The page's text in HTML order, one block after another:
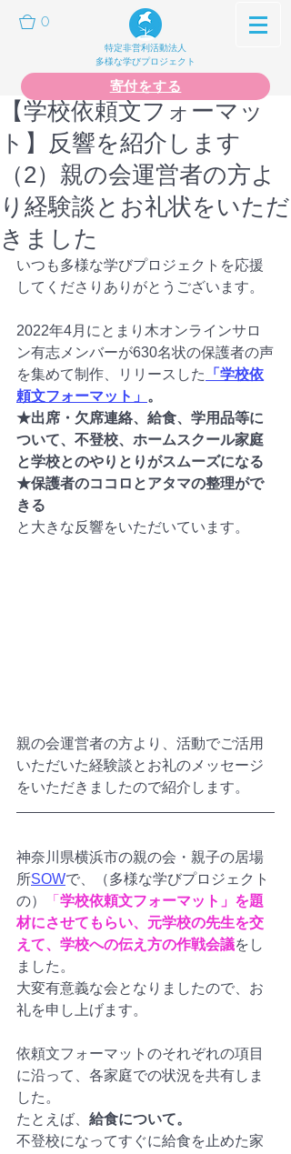
0
特定非営利活動法人
多様な学びプロジェクト
寄付をする
【学校依頼文フォーマッ
ト】反響を紹介します
（2）親の会運営者の方よ
り経験談とお礼状をいただ
きました
いつも多様な学びプロジェクトを応援
してくださりありがとうございます。
2022年4月にとまり木オンラインサロ
ン有志メンバーが630名状の保護者の声
を集めて制作、リリースした
「学校依
頼文フォーマット」 。
★出席・欠席連絡、給食、学用品等に
ついて、不登校、ホームスクール家庭
と学校とのやりとりがスムーズになる
★保護者のココロとアタマの整理がで
きる
と大きな反響をいただいています。
親の会運営者の方より、活動でご活用
いただいた経験談とお礼のメッセージ
をいただきましたので紹介します。
神奈川県横浜市の親の会・親子の居場
所SOWで、（多様な学びプロジェクト
の）
「 学校依頼文フォーマット」を題
材にさせてもらい、元学校の先生を交
えて、学校への伝え方の作戦会議をし
ました。
大変有意義な会となりましたので、お
礼を申し上げます。
依頼文フォーマットのそれぞれの項目
に沿って、各家庭での状況を共有しま
した。
たとえば、 給食について。
不登校になってすぐに給食を止めた家